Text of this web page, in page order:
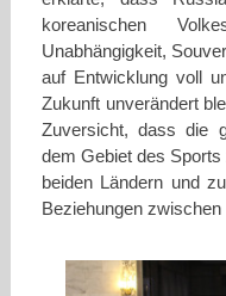
koreanischen
Unabhängigkeit,
auf Entwicklung voll
Zukunft unverändert
Zuversicht, dass die
dem Gebiet des
beiden Ländern und
Beziehungen